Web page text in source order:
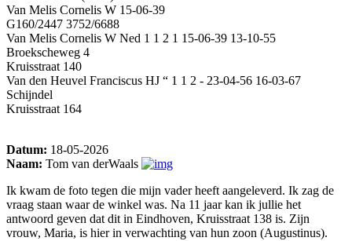
Van Melis Cornelis W 15-06-39
G160/2447 3752/6688
Van Melis Cornelis W Ned 1 1 2 1 15-06-39 13-10-55
Broekscheweg 4
Kruisstraat 140
Van den Heuvel Franciscus HJ “ 1 1 2 - 23-04-56 16-03-67
Schijndel
Kruisstraat 164
Datum: 18-05-2026
Naam: Tom van derWaals
Ik kwam de foto tegen die mijn vader heeft aangeleverd. Ik zag de
vraag staan waar de winkel was. Na 11 jaar kan ik jullie het
antwoord geven dat dit in Eindhoven, Kruisstraat 138 is. Zijn
vrouw, Maria, is hier in verwachting van hun zoon (Augustinus).